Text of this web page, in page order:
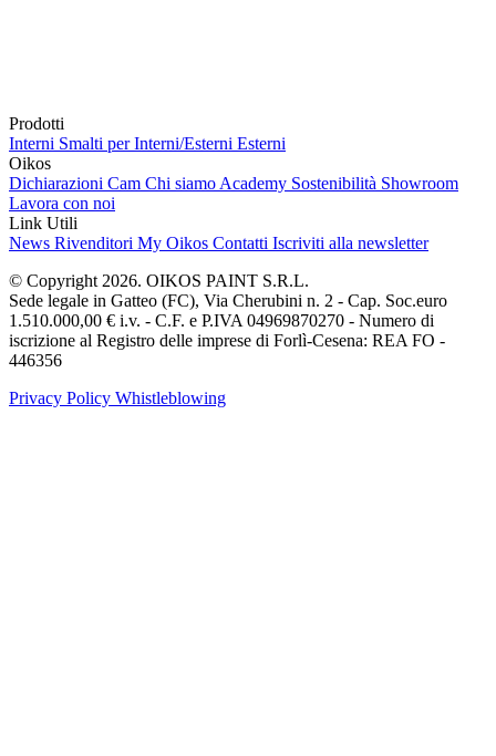
Prodotti
Interni Smalti per Interni/Esterni Esterni
Oikos
Dichiarazioni Cam Chi siamo Academy Sostenibilità Showroom
Lavora con noi
Link Utili
News Rivenditori My Oikos Contatti Iscriviti alla newsletter
© Copyright 2026. OIKOS PAINT S.R.L.
Sede legale in Gatteo (FC), Via Cherubini n. 2 - Cap. Soc.euro
1.510.000,00 € i.v. - C.F. e P.IVA 04969870270 - Numero di
iscrizione al Registro delle imprese di Forlì-Cesena: REA FO -
446356
Privacy Policy Whistleblowing